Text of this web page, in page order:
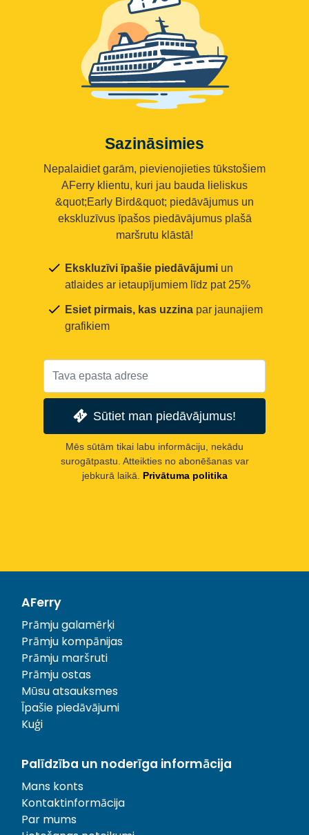
Sazināsimies
Nepalaidiet garām, pievienojieties tūkstošiem
AFerry klientu, kuri jau bauda lieliskus
&quot;Early Bird&quot; piedāvājumus un
ekskluzīvus īpašos piedāvājumus plašā
maršrutu klāstā!
Ekskluzīvi īpašie piedāvājumi un
atlaides ar ietaupījumiem līdz pat 25%
Esiet pirmais, kas uzzina par jaunajiem
grafikiem
Sūtiet man piedāvājumus!
Mēs sūtām tikai labu informāciju, nekādu
surogātpastu. Atteikties no abonēšanas var
jebkurā laikā.
Privātuma politika
AFerry
Prāmju galamērķi
Prāmju kompānijas
Prāmju maršruti
Prāmju ostas
Mūsu atsauksmes
Īpašie piedāvājumi
Kuģi
Palīdzība un noderīga informācija
Mans konts
Kontaktinformācija
Par mums